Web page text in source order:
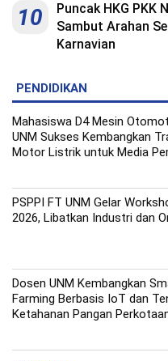
10
Puncak HKG PKK
Sambut Arahan
Karnavian
PENDIDIKAN
Mahasiswa D4 Mesin
UNM Sukses Kembangkan
Motor Listrik untuk Media
PSPPI FT UNM Gelar
2026, Libatkan Industri dan
Dosen UNM Kembangkan
Farming Berbasis IoT dan
Ketahanan Pangan